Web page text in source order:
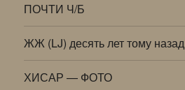
ПОЧТИ Ч/Б
ЖЖ (LJ) десять лет тому назад
ХИСАР — ФОТО